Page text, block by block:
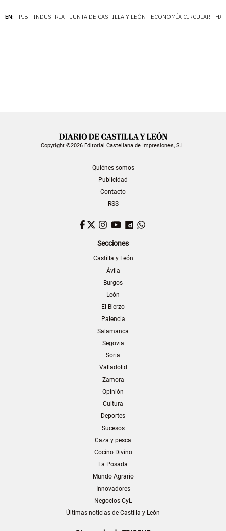
EN: PIB INDUSTRIA JUNTA DE CASTILLA Y LEÓN ECONOMÍA CIRCULAR
Copyright ©2026 Editorial Castellana de Impresiones, S.L.
Quiénes somos
Publicidad
Contacto
RSS
Facebook
TwitterInstagram
YouTubeDailymotion
Secciones
Castilla y León
Ávila
Burgos
León
El Bierzo
Palencia
Salamanca
Segovia
Soria
Valladolid
Zamora
Opinión
Cultura
Deportes
Sucesos
Caza y pesca
Cocino Divino
La Posada
Mundo Agrario
Innovadores
Negocios CyL
Últimas noticias de Castilla y León